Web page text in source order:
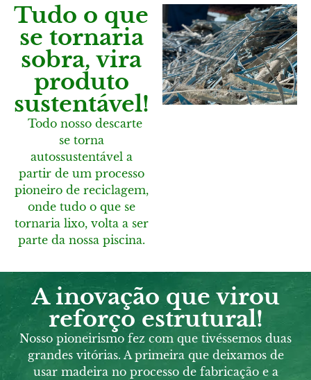
Tudo o que
se tornaria
sobra, vira
produto
sustentável!
Todo nosso descarte
se torna
autossustentável a
partir de um processo
pioneiro de reciclagem,
onde tudo o que se
tornaria lixo, volta a ser
parte da nossa piscina.
A inovação que virou
reforço estrutural!
Nosso pioneirismo fez com que tivéssemos duas
grandes vitórias. A primeira que deixamos de
usar madeira no processo de fabricação e a